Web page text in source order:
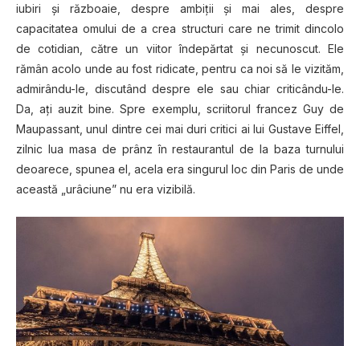
iubiri şi războaie, despre ambiţii şi mai ales, despre
capacitatea omului de a crea structuri care ne trimit dincolo
de cotidian, către un viitor îndepărtat şi necunoscut. Ele
rămân acolo unde au fost ridicate, pentru ca noi să le vizităm,
admirându-le, discutând despre ele sau chiar criticându-le.
Da, aţi auzit bine. Spre exemplu, scriitorul francez Guy de
Maupassant, unul dintre cei mai duri critici ai lui Gustave Eiffel,
zilnic lua masa de prânz în restaurantul de la baza turnului
deoarece, spunea el, acela era singurul loc din Paris de unde
această „urâciune” nu era vizibilă.